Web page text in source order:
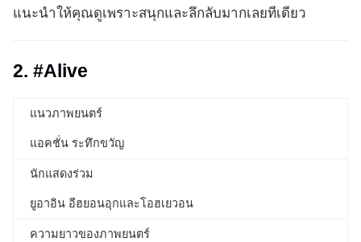
แนะนำให้คุณดูเพราะสนุกและลึกลับมากเลยทีเดียว
2. #Alive
แนวภาพยนตร์
แอคชั่น ระทึกขวัญ
นักแสดงร่วม
ยูอาอิน อีฮยอนอุกและโอฮเยวอน
ความยาวของภาพยนตร์